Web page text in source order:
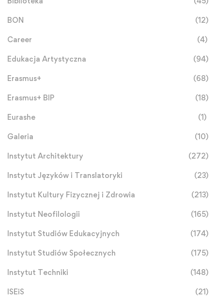
BON (12)
Career (4)
Edukacja Artystyczna (94)
Erasmus+ (68)
Erasmus+ BIP (18)
Eurashe (1)
Galeria (10)
Instytut Architektury (272)
Instytut Języków i Translatoryki (23)
Instytut Kultury Fizycznej i Zdrowia (213)
Instytut Neofilologii (165)
Instytut Studiów Edukacyjnych (174)
Instytut Studiów Społecznych (175)
Instytut Techniki (148)
ISEiS (21)